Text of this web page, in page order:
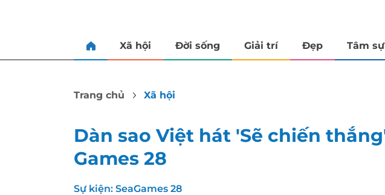
Xã hội Đời sống Giải trí Đẹp Tâm sự
Trang chủ Xã hội
Dàn sao Việt hát 'Sẽ chiến
Games 28
Sự kiện: SeaGames 28